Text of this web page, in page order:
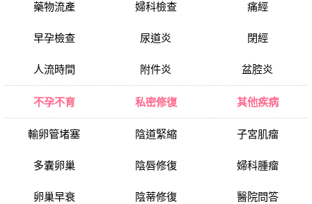
藥物流產
早孕檢查
人流時間
婦科檢查
尿道炎
附件炎
痛經
閉經
盆腔炎
不孕不育
輸卵管堵塞
多囊卵巢
卵巢早衰
私密修復
陰道緊縮
陰唇修復
陰蒂修復
其他疾病
子宮肌瘤
婦科腫瘤
醫院問答